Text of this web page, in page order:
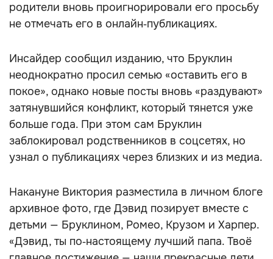
родители вновь проигнорировали его просьбу
не отмечать его в онлайн‑публикациях.
Инсайдер сообщил изданию, что Бруклин
неоднократно просил семью «оставить его в
покое», однако новые посты вновь «раздувают»
затянувшийся конфликт, который тянется уже
больше года. При этом сам Бруклин
заблокировал родственников в соцсетях, но
узнал о публикациях через близких и из медиа.
Накануне Виктория разместила в личном блоге
архивное фото, где Дэвид позирует вместе с
детьми — Бруклином, Ромео, Крузом и Харпер.
«Дэвид, ты по‑настоящему лучший папа. Твоё